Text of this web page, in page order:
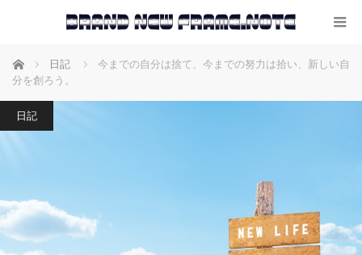
ホーム 日記
今までの自分は捨て、今までの努力は拾い、新しい自
分を創ろう。
日記